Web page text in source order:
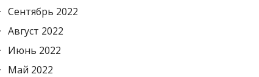
Сентябрь 2022
Август 2022
Июнь 2022
Май 2022